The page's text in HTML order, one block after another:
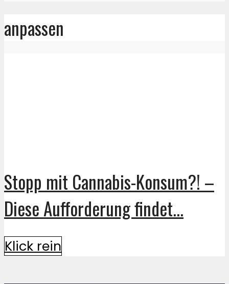
anpassen
Stopp mit Cannabis-Konsum?! –
Diese Aufforderung findet...
Klick rein